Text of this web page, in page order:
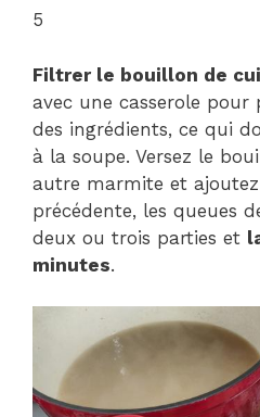
5
Filtrer le bouillon de
avec une casserole
des ingrédients, ce qui
à la soupe. Versez le
autre marmite et
précédente, les queues
deux ou trois parties et
minutes.